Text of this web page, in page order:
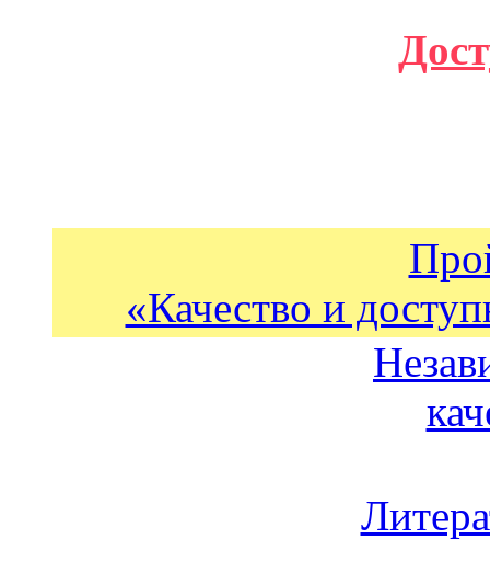
«Качество и